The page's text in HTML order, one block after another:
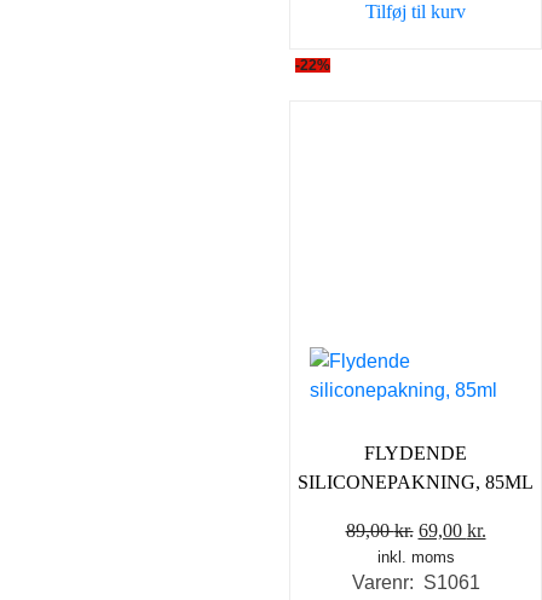
69,00 kr..
Tilføj til kurv
-22%
FLYDENDE
SILICONEPAKNING, 85ML
89,00kr. Den
oprindelige
pris
69,00 kr.
inkl. moms
Varenr: S1061